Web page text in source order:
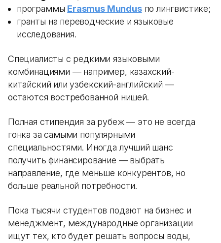
программы Erasmus Mundusпо лингвистике;
гранты на переводческие и языковые
исследования.
Специалисты с редкими языковыми
комбинациями — например, казахский-
китайский или узбекский-английский —
остаются востребованной нишей.
Полная стипендия за рубеж — это не всегда
гонка за самыми популярными
специальностями. Иногда лучший шанс
получить финансирование — выбрать
направление, где меньше конкурентов, но
больше реальной потребности.
Пока тысячи студентов подают на бизнес и
менеджмент, международные организации
ищут тех, кто будет решать вопросы воды,